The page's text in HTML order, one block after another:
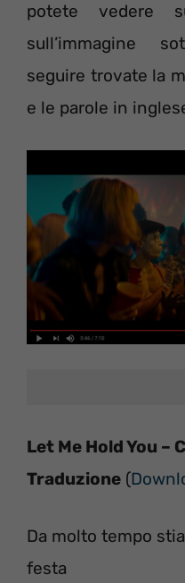
potete vedere
sull’immagine
seguire trovate la
e le parole in
Let Me Hold You –
Traduzione (
Da molto tempo
festa